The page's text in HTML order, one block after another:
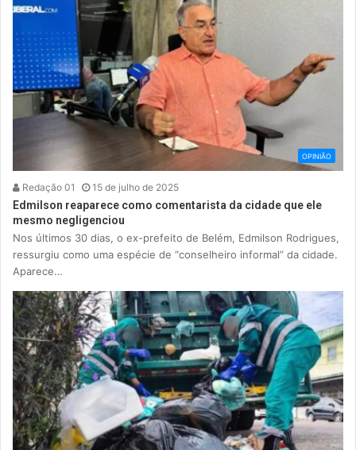
OPINIÃO
Redação 01 15 de julho de 2025
Edmilson reaparece como comentarista da cidade que ele
mesmo negligenciou
Nos últimos 30 dias, o ex-prefeito de Belém, Edmilson Rodrigues,
ressurgiu como uma espécie de “conselheiro informal” da cidade.
Aparece…